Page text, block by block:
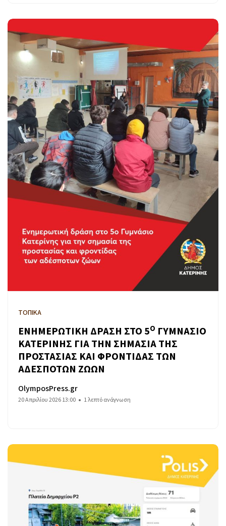
ΤΟΠΙΚΑ
ΕΝΗΜΕΡΩΤΙΚΗ ΔΡΑΣΗ ΣΤΟ 5Ο ΓΥΜΝΑΣΙΟ
ΚΑΤΕΡΙΝΗΣ ΓΙΑ ΤΗΝ ΣΗΜΑΣΙΑ ΤΗΣ
ΠΡΟΣΤΑΣΙΑΣ ΚΑΙ ΦΡΟΝΤΙΔΑΣ ΤΩΝ
ΑΔΕΣΠΟΤΩΝ ΖΩΩΝ
OlymposPress.gr
20 Απριλίου 2026 13:00 1 λεπτό ανάγνωση